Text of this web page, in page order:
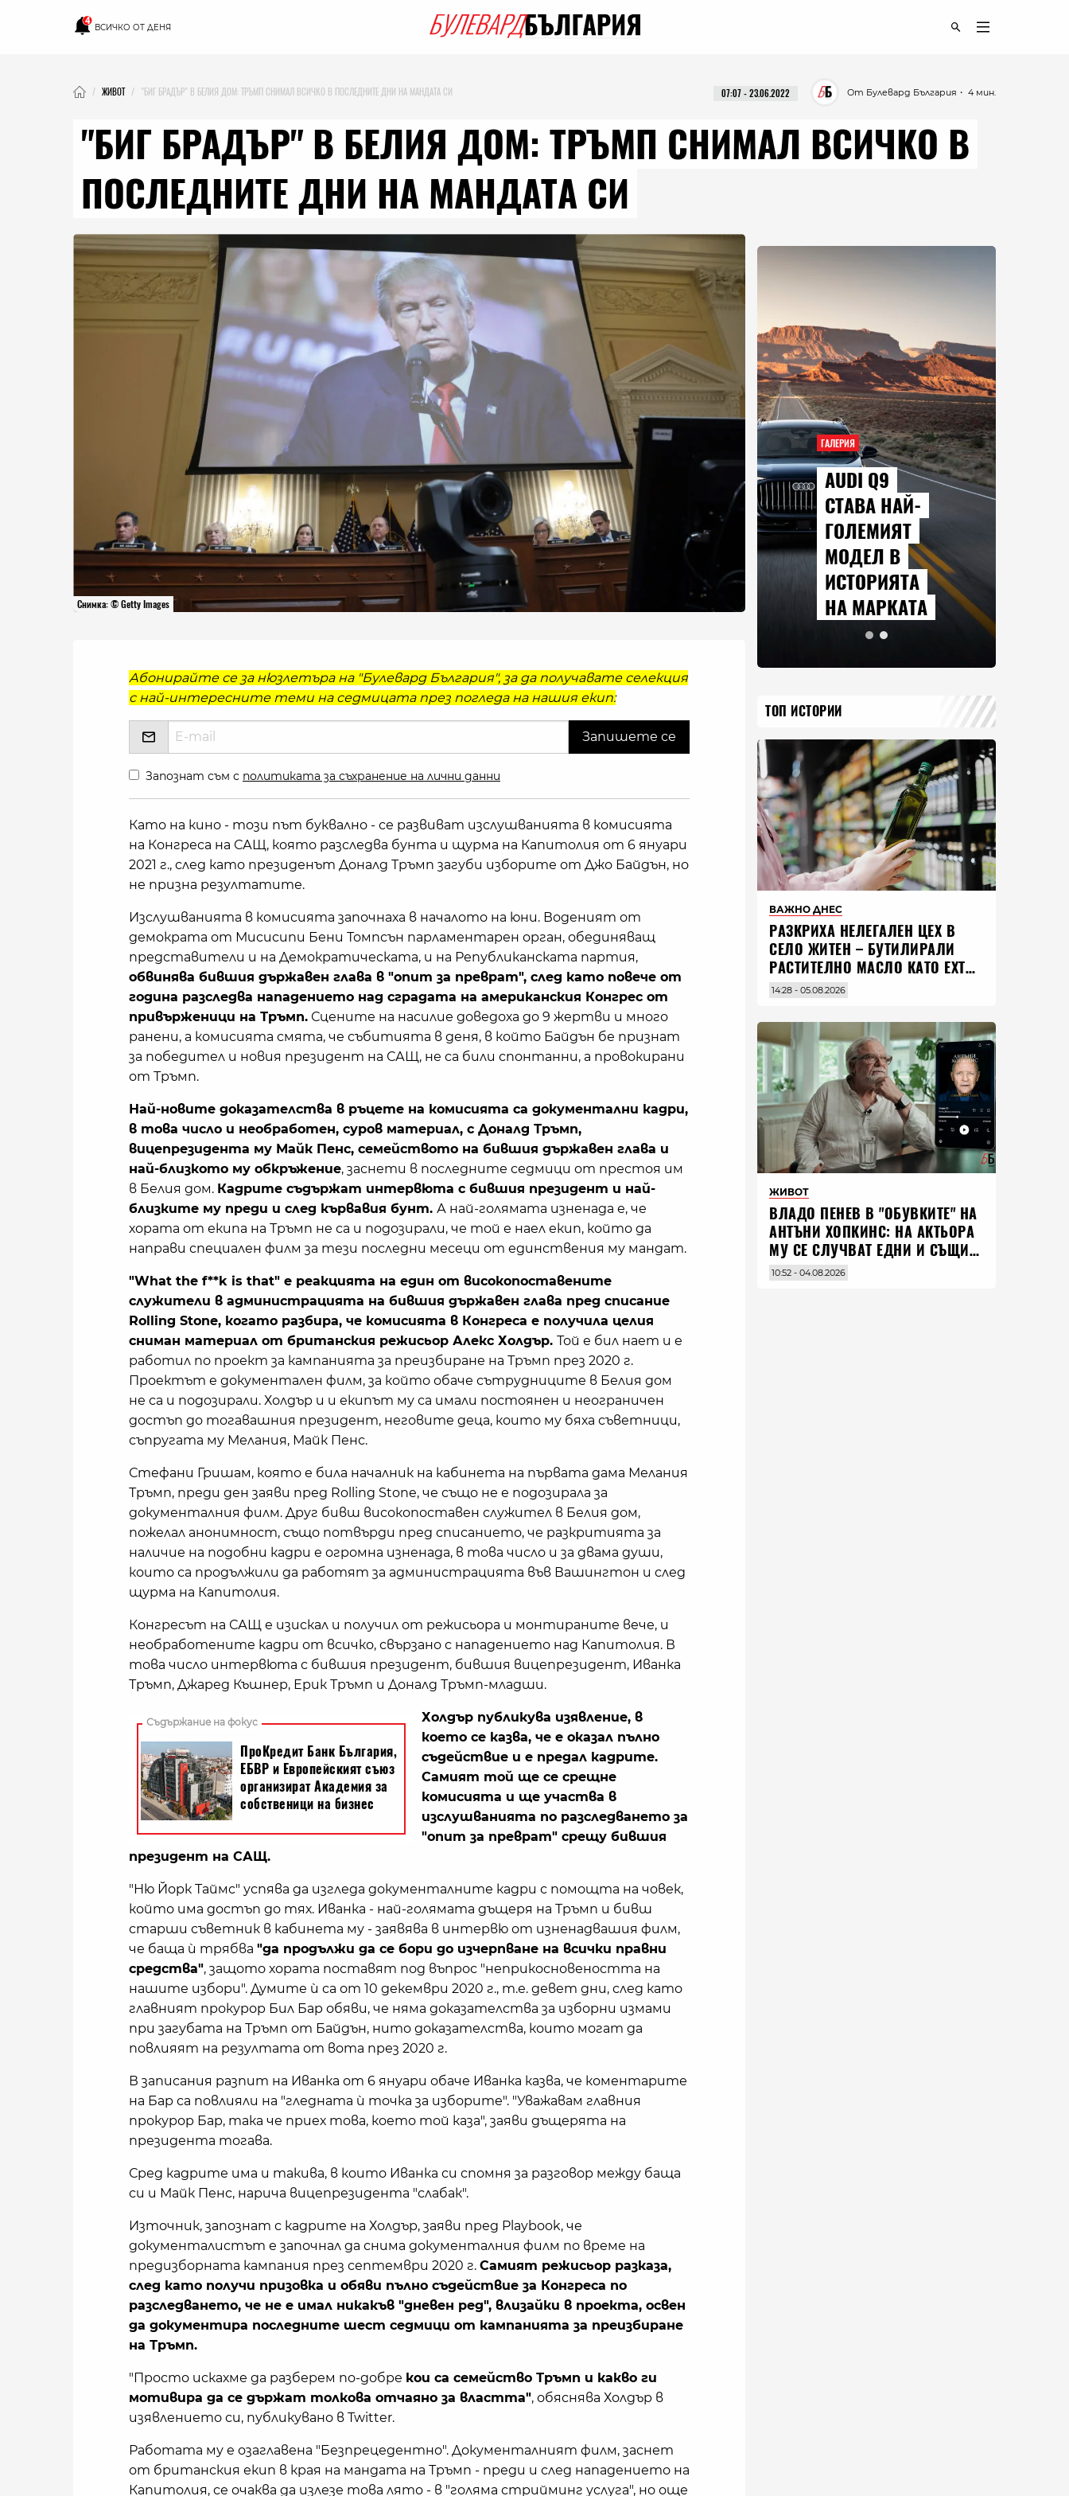
4
ВСИЧКО ОТ ДЕНЯ
ЖИВОТ "БИГ БРАДЪР" В БЕЛИЯ ДОМ: ТРЪМП СНИМАЛ ВСИЧКО В ПОСЛЕДНИТЕ ДНИ НА МАНДАТА СИ ・ 4 мин.
От Булевард България
07:07 - 23.06.2022
"БИГ БРАДЪР" В БЕЛИЯ ДОМ: ТРЪМП СНИМАЛ ВСИЧКО В
ПОСЛЕДНИТЕ ДНИ НА МАНДАТА СИ
Снимка: © Getty Images
Абонирайте се за нюзлетъра на "Булевард България", за да получавате селекция
с най-интересните теми на седмицата през погледа на нашия екип:
Запознат съм с политиката за съхранение на лични данни
Като на кино - този път буквално - се развиват изслушванията в комисията
на Конгреса на САЩ, която разследва бунта и щурма на Капитолия от 6 януари
2021 г., след като президенът Доналд Тръмп загуби изборите от Джо Байдън, но
не призна резултатите.
Изслушванията в комисията започнаха в началото на юни. Воденият от
демократа от Мисисипи Бени Томпсън парламентарен орган, обединяващ
представители и на Демократическата, и на Републиканската партия,
обвинява бившия държавен глава в "опит за преврат", след като повече от
година разследва нападението над сградата на американския Конгрес от
привърженици на Тръмп. Сцените на насилие доведоха до 9 жертви и много
ранени, а комисията смята, че събитията в деня, в който Байдън бе признат
за победител и новия президент на САЩ, не са били спонтанни, а провокирани
от Тръмп.
Най-новите доказателства в ръцете на комисията са документални кадри,
в това число и необработен, суров материал, с Доналд Тръмп,
вицепрезидента му Майк Пенс, семейството на бившия държавен глава и
най-близкото му обкръжение, заснети в последните седмици от престоя им
в Белия дом. Кадрите съдържат интервюта с бившия президент и най-
близките му преди и след кървавия бунт. А най-голямата изненада е, че
хората от екипа на Тръмп не са и подозирали, че той е наел екип, който да
направи специален филм за тези последни месеци от единствения му мандат.
"What the f**k is that" е реакцията на един от високопоставените
служители в администрацията на бившия държавен глава пред списание
Rolling Stone, когато разбира, че комисията в Конгреса е получила целия
сниман материал от британския режисьор Алекс Холдър. Той е бил нает и е
работил по проект за кампанията за преизбиране на Тръмп през 2020 г.
Проектът е документален филм, за който обаче сътрудниците в Белия дом
не са и подозирали. Холдър и и екипът му са имали постоянен и неограничен
достъп до тогавашния президент, неговите деца, които му бяха съветници,
съпругата му Мелания, Майк Пенс.
Стефани Гришам, която е била началник на кабинета на първата дама Мелания
Тръмп, преди ден заяви пред Rolling Stone, че също не е подозирала за
документалния филм. Друг бивш високопоставен служител в Белия дом,
пожелал анонимност, също потвърди пред списанието, че разкритията за
наличие на подобни кадри е огромна изненада, в това число и за двама души,
които са продължили да работят за администрацията във Вашингтон и след
щурма на Капитолия.
Конгресът на САЩ е изискал и получил от режисьора и монтираните вече, и
необработените кадри от всичко, свързано с нападението над Капитолия. В
това число интервюта с бившия президент, бившия вицепрезидент, Иванка
Тръмп, Джаред Къшнер, Ерик Тръмп и Доналд Тръмп-младши.
Холдър публикува изявление, в
което се казва, че е оказал пълно
съдействие и е предал кадрите.
Самият той ще се срещне
комисията и ще участва в
изслушванията по разследването за
"опит за преврат" срещу бившия
президент на САЩ.
"Ню Йорк Таймс" успява да изгледа документалните кадри с помощта на човек,
който има достъп до тях. Иванка - най-голямата дъщеря на Тръмп и бивш
старши съветник в кабинета му - заявява в интервю от изненадвашия филм,
че баща ѝ трябва "да продължи да се бори до изчерпване на всички правни
средства", защото хората поставят под въпрос "неприкосновеността на
нашите избори". Думите ѝ са от 10 декември 2020 г., т.е. девет дни, след като
главният прокурор Бил Бар обяви, че няма доказателства за изборни измами
при загубата на Тръмп от Байдън, нито доказателства, които могат да
повлияят на резултата от вота през 2020 г.
В записания разпит на Иванка от 6 януари обаче Иванка казва, че коментарите
на Бар са повлияли на "гледната ѝ точка за изборите". "Уважавам главния
прокурор Бар, така че приех това, което той каза", заяви дъщерята на
президента тогава.
Сред кадрите има и такива, в които Иванка си спомня за разговор между баща
си и Майк Пенс, нарича вицепрезидента "слабак".
Източник, запознат с кадрите на Холдър, заяви пред Playbook, че
документалистът е започнал да снима документалния филм по време на
предизборната кампания през септември 2020 г. Самият режисьор разказа,
след като получи призовка и обяви пълно съдействие за Конгреса по
разследването, че не е имал никакъв "дневен ред", влизайки в проекта, освен
да документира последните шест седмици от кампанията за преизбиране
на Тръмп.
"Просто искахме да разберем по-добре кои са семейство Тръмп и какво ги
мотивира да се държат толкова отчаяно за властта", обяснява Холдър в
изявлението си, публикувано в Twitter.
Работата му е озаглавена "Безпрецедентно". Документалният филм, заснет
от британския екип в края на мандата на Тръмп - преди и след нападението на
Капитолия, се очаква да излезе това лято - в "голяма стрийминг услуга", но още
ГАЛЕРИЯ
AUDI Q9
СТАВА НАЙ-
ГОЛЕМИЯТ
МОДЕЛ В
ИСТОРИЯТА
НА МАРКАТА
ТОП ИСТОРИИ
ВАЖНО ДНЕС
РАЗКРИХА НЕЛЕГАЛЕН ЦЕХ В
СЕЛО ЖИТЕН – БУТИЛИРАЛИ
РАСТИТЕЛНО МАСЛО КАТО EXTRA
VIRGIN ЗЕХТИН
14:28 - 05.08.2026
ЖИВОТ
ВЛАДO ПЕНЕВ В "ОБУВКИТЕ" НА
АНТЪНИ ХОПКИНС: НА АКТЬОРА
МУ СЕ СЛУЧВАТ ЕДНИ И СЪЩИ
НЕЩА ПО ЦЕЛИЯ СВЯТ
10:52 - 04.08.2026